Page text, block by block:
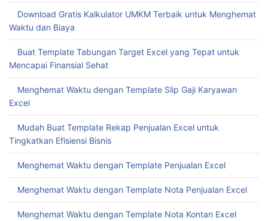
Download Gratis Kalkulator UMKM Terbaik untuk Menghemat
Waktu dan Biaya
Buat Template Tabungan Target Excel yang Tepat untuk
Mencapai Finansial Sehat
Menghemat Waktu dengan Template Slip Gaji Karyawan
Excel
Mudah Buat Template Rekap Penjualan Excel untuk
Tingkatkan Efisiensi Bisnis
Menghemat Waktu dengan Template Penjualan Excel
Menghemat Waktu dengan Template Nota Penjualan Excel
Menghemat Waktu dengan Template Nota Kontan Excel